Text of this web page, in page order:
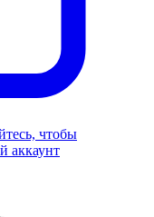
чтобы
аккаунт